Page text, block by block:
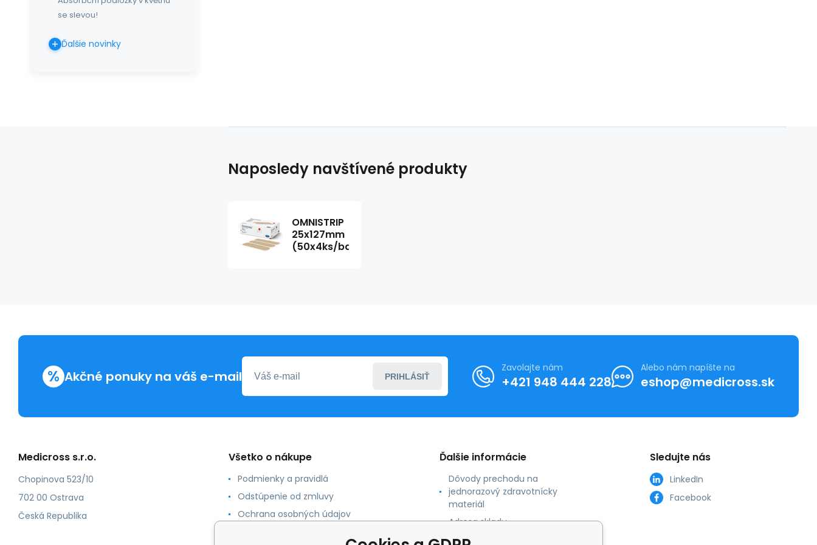
se slevou!
Ďalšie novinky
Naposledy navštívené produkty
OMNISTRIP
25x127mm
(50x4ks/bal)
% Akčné ponuky na váš e-mail PRIHLÁSIŤ
Zavolajte nám
+421 948 444 228
Alebo nám napíšte na
eshop@medicross.sk
Medicross s.r.o.
Chopinova 523/10
702 00 Ostrava
Česká Republika
Všetko o nákupe
Podmienky a pravidlá
Odstúpenie od zmluvy
Ochrana osobných údajov
Ďalšie informácie
Dôvody prechodu na
jednorazový zdravotnícky
materiál
Adresa skladu
Sledujte nás
LinkedIn
Facebook